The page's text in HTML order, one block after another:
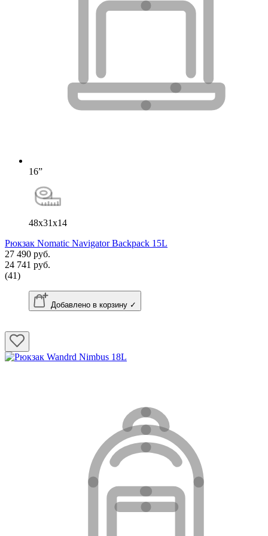
16”
48x31x14
Рюкзак Nomatic Navigator Backpack 15L
27 490 руб.
24 741 руб.
(41)
Добавлено в корзину ✓